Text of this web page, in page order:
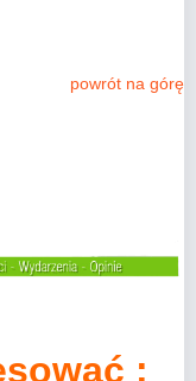
powrót na górę
: